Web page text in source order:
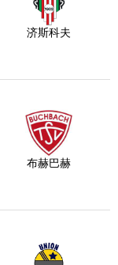
济斯科夫
布赫巴赫